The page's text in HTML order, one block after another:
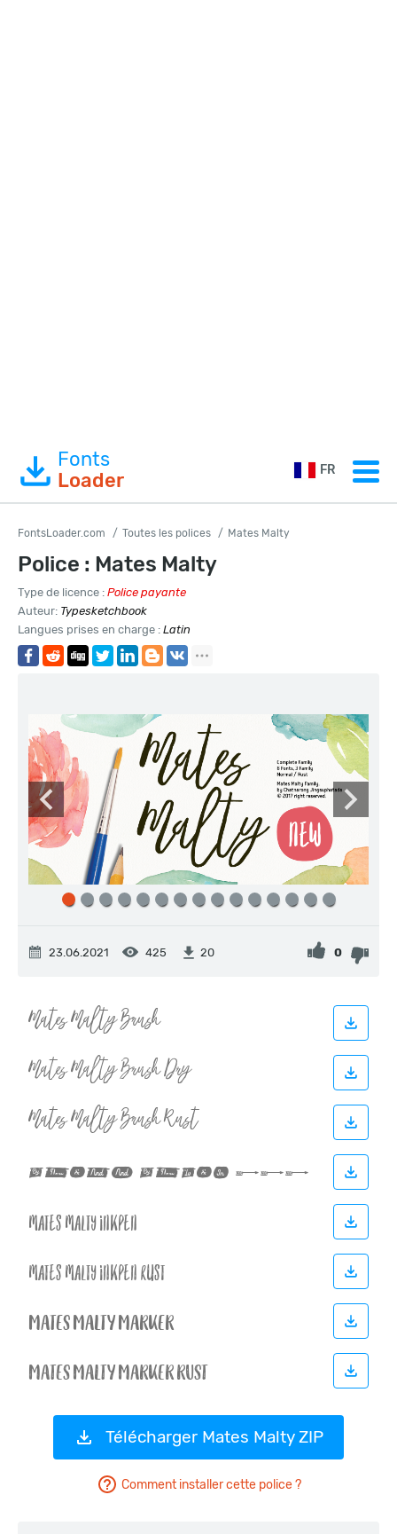
Fonts
Loader
FR
FontsLoader.com Toutes les polices Mates Malty
Police : Mates Malty
Type de licence : Police payante
Auteur: Typesketchbook
Langues prises en charge : Latin
23.06.2021 425 20 0
Télécharger Mates Malty ZIP
Comment installer cette police ?